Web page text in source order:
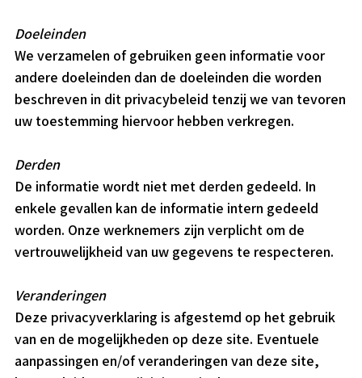
Doeleinden
We verzamelen of gebruiken geen informatie voor
andere doeleinden dan de doeleinden die worden
beschreven in dit privacybeleid tenzij we van tevoren
uw toestemming hiervoor hebben verkregen.
Derden
De informatie wordt niet met derden gedeeld. In
enkele gevallen kan de informatie intern gedeeld
worden. Onze werknemers zijn verplicht om de
vertrouwelijkheid van uw gegevens te respecteren.
Veranderingen
Deze privacyverklaring is afgestemd op het gebruik
van en de mogelijkheden op deze site. Eventuele
aanpassingen en/of veranderingen van deze site,